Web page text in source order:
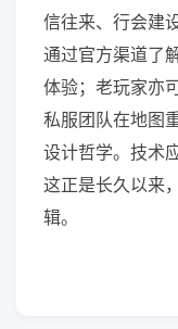
信往来、行会建
通过官方渠道了
体验；老玩家亦
私服团队在地图
设计哲学。技术
这正是长久以来
辑。